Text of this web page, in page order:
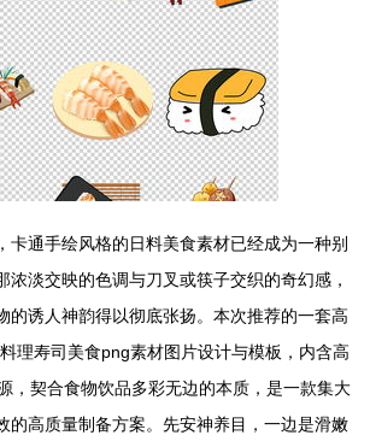
卡通手绘风格的日料美食素材已经成为一种别
浓淡交映的色调与刀叉或筷子交织的奇幻感，
的诱人神韵得以彻底张扬。本次推荐的一套高
理寿司美食png素材图片设计与模板，内含高
，契合食物饮品多彩无边的本质，是一款集大
的高质量制备方案。先安神养目，一边是滑嫩